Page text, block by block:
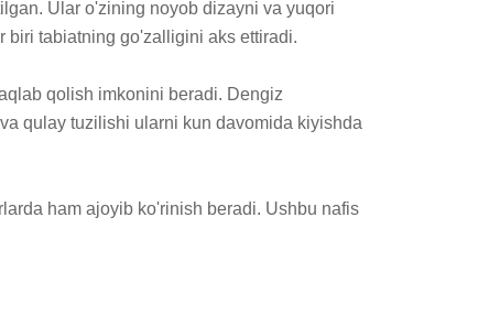
Ular o'zining noyob dizayni va yuqori
tabiatning go'zalligini aks ettiradi.
qolish imkonini beradi. Dengiz
qulay tuzilishi ularni kun davomida kiyishda
ham ajoyib ko'rinish beradi. Ushbu nafis